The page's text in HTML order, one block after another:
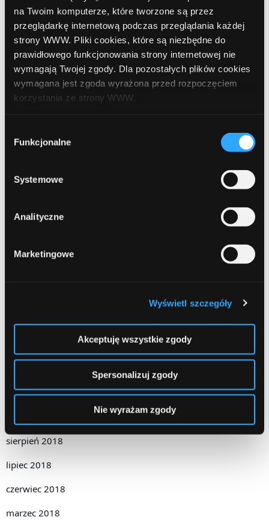
na Twoim komputerze, które tworzone są przez
przeglądarkę internetową podczas przeglądania każdej
strony WWW. Pliki cookies, które są niezbędne do
prawidłowego funkcjonowania strony internetowej nie
wymagają Twojej zgody. Dla pozostałych plików cookies
wymagana jest zgoda wyrażona przed rozpoczęciem
korzystania ze strony WWW.
formy korzystania z plików cookies. Więcej:
Polityka
zgody
Funkcjonalne
Systemowe
Analityczne
Marketingowe
Wyświetl szczegóły
Akceptuję wszystkie zgody
Spersonalizuj zgody
Nie wyrażam zgody
listopad 2020
październik 2020
wrzesień 2020
sierpień 2020
lipiec 2020
luty 2020
październik 2019
lipiec 2019
kwiecień 2019
październik 2018
sierpień 2018
lipiec 2018
czerwiec 2018
marzec 2018